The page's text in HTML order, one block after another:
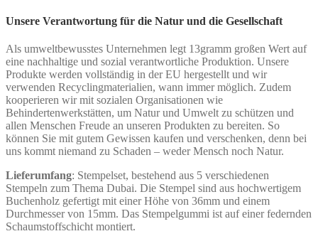
Unsere Verantwortung für die Natur und die Gesellschaft
Als umweltbewusstes Unternehmen legt 13gramm großen Wert auf
eine nachhaltige und sozial verantwortliche Produktion. Unsere
Produkte werden vollständig in der EU hergestellt und wir
verwenden Recyclingmaterialien, wann immer möglich. Zudem
kooperieren wir mit sozialen Organisationen wie
Behindertenwerkstätten, um Natur und Umwelt zu schützen und
allen Menschen Freude an unseren Produkten zu bereiten. So
können Sie mit gutem Gewissen kaufen und verschenken, denn bei
uns kommt niemand zu Schaden – weder Mensch noch Natur.
Lieferumfang: Stempelset, bestehend aus 5 verschiedenen
Stempeln zum Thema Dubai. Die Stempel sind aus hochwertigem
Buchenholz gefertigt mit einer Höhe von 36mm und einem
Durchmesser von 15mm. Das Stempelgummi ist auf einer federnden
Schaumstoffschicht montiert.